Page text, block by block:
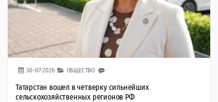
30-07-2026 ОБЩЕСТВО
Татарстан вошел в четверку сильнейших
сельскохозяйственных регионов РФ